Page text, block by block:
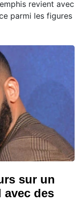
revient avec
parmi les figures
sur un
des